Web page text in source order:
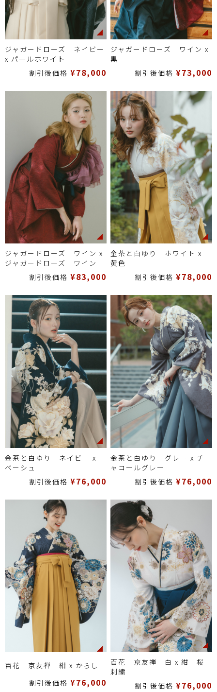
ジャガードローズ ネイビー
x パールホワイト
割引後価格 ¥78,000
ジャガードローズ ワイン x
黒
割引後価格 ¥73,000
ジャガードローズ ワイン x
ジャガードローズ ワイン
割引後価格 ¥83,000
金茶と白ゆり ホワイト x
黄色
割引後価格 ¥78,000
金茶と白ゆり ネイビー x
ベーシュ
割引後価格 ¥76,000
金茶と白ゆり グレー x チ
ャコールグレー
割引後価格 ¥76,000
百花 京友禅 紺 x からし
割引後価格 ¥76,000
百花 京友禅 白 x 紺 桜
刺繍
割引後価格 ¥76,000